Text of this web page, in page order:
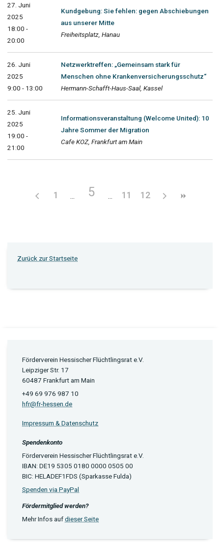
27. Juni
2025
18:00 -
20:00
Kundgebung: Sie fehlen: gegen Abschiebungen
aus unserer Mitte
Freiheitsplatz, Hanau
26. Juni
2025
9:00 - 13:00
Netzwerktreffen: „Gemeinsam stark für
Menschen ohne Krankenversicherungsschutz“
Hermann-Schafft-Haus-Saal, Kassel
25. Juni
2025
19:00 -
21:00
Informationsveranstaltung (Welcome United): 10
Jahre Sommer der Migration
Cafe KOZ, Frankfurt am Main
1 5 11 12
Zurück zur Startseite
Förderverein Hessischer Flüchtlingsrat e.V.
Leipziger Str. 17
60487 Frankfurt am Main
+49 69 976 987 10
hfr@fr-hessen.de
Impressum & Datenschutz
Spendenkonto
Förderverein Hessischer Flüchtlingsrat e.V.
IBAN: DE19 5305 0180 0000 0505 00
BIC: HELADEF1FDS (Sparkasse Fulda)
Spenden via PayPal
Fördermitglied werden?
Mehr Infos aufdieser Seite